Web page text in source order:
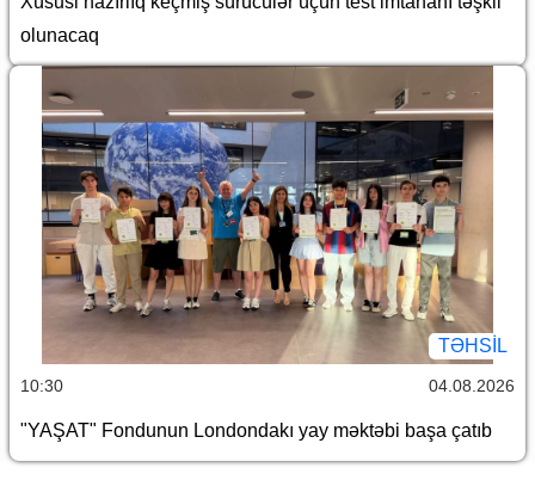
olunacaq
TƏHSIL
10:30 04.08.2026
"YAŞAT" Fondunun Londondakı yay məktəbi başa çatıb